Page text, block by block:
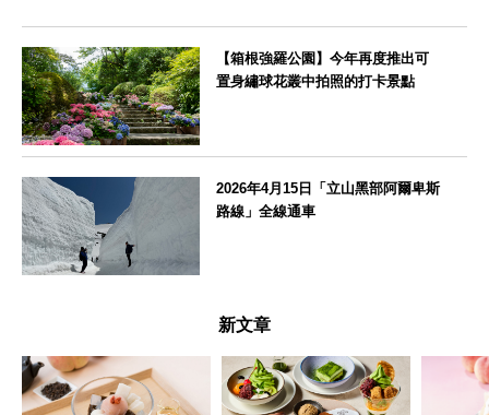
【箱根強羅公園】今年再度推出可
置身繡球花叢中拍照的打卡景點
2026年4月15日「立山黑部阿爾卑斯
路線」全線通車
新文章